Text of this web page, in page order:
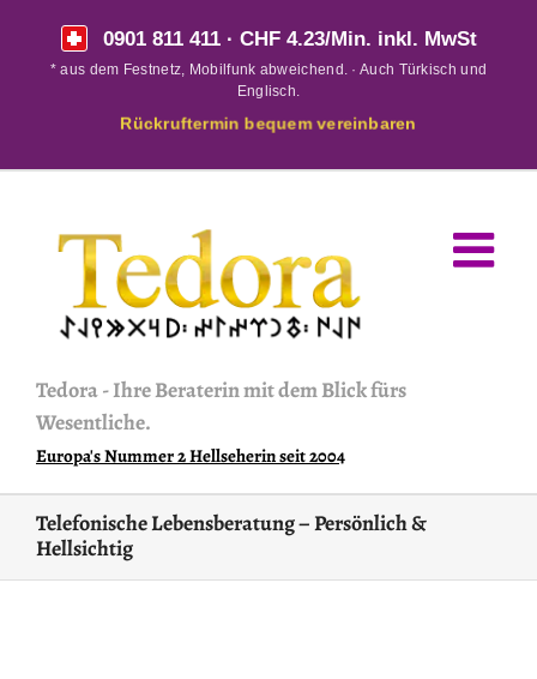
0901 811 411· CHF 4.23/Min. inkl. MwSt
* aus dem Festnetz, Mobilfunk abweichend. · Auch Türkisch und
Englisch.
Rückruftermin bequem vereinbaren
Tedora-Ihre Beraterin mit dem Blick fürs
Wesentliche.
Europa's Nummer 2 Hellseherin seit 2004
Telefonische Lebensberatung – Persönlich &
Hellsichtig